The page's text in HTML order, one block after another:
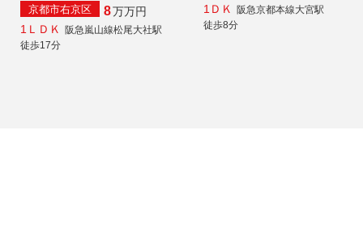
京都市右京区 8万万円
1ＬＤＫ
阪急嵐山線松尾大社駅
徒歩17分
1ＤＫ
阪急京都本線大宮駅
徒歩8分